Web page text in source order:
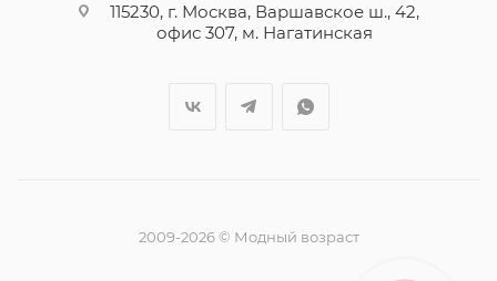
115230, г. Москва, Варшавское ш., 42,
офис 307, м. Нагатинская
2009-2026 © Модный возраст